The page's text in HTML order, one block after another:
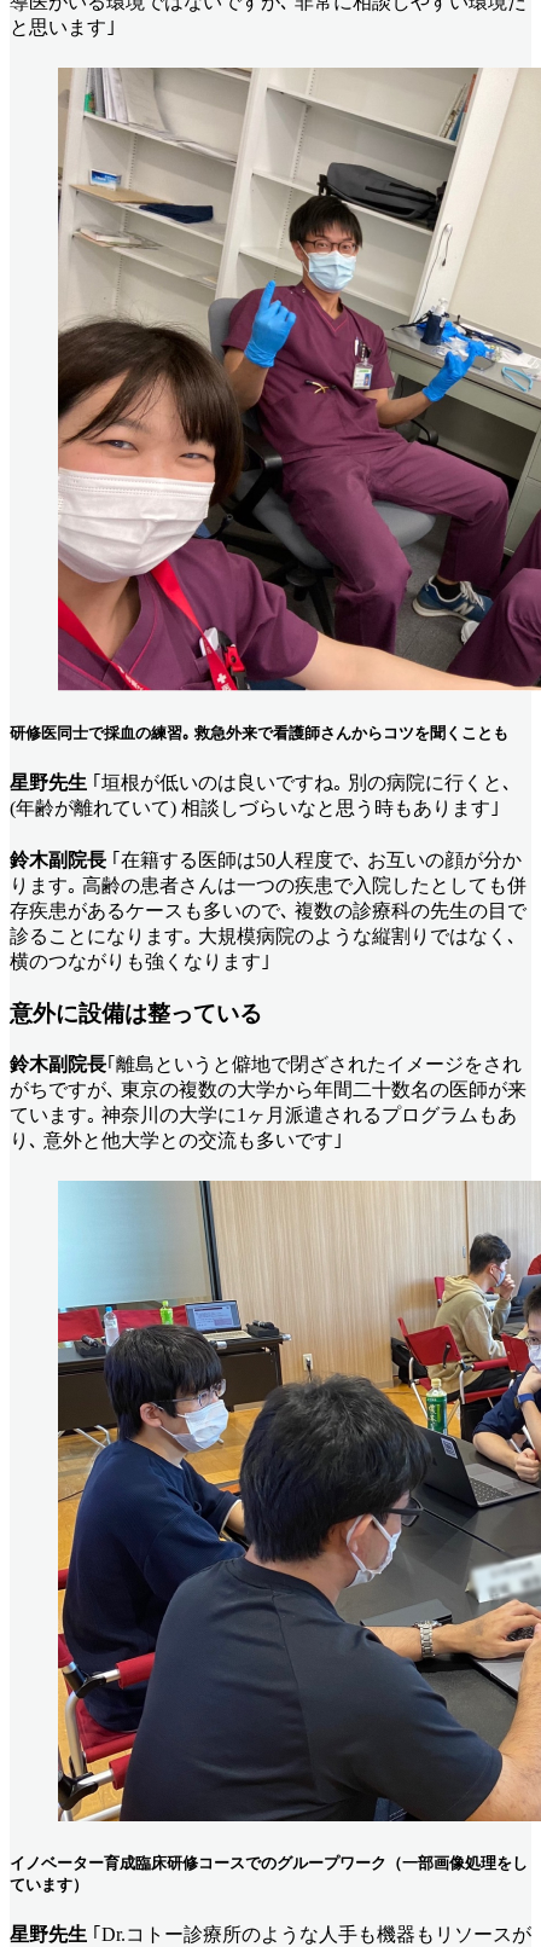
と思います｣
研修医同士で採血の練習｡ 救急外来で看護師さんからコツを聞くことも
星野先生 ｢垣根が低いのは良いですね｡ 別の病院に行くと､
(年齢が離れていて) 相談しづらいなと思う時もあります｣
鈴木副院長 ｢在籍する医師は50人程度で､ お互いの顔が分か
ります｡ 高齢の患者さんは一つの疾患で入院したとしても併
存疾患があるケースも多いので､ 複数の診療科の先生の目で
診ることになります｡ 大規模病院のような縦割りではなく､
横のつながりも強くなります｣
意外に設備は整っている
鈴木副院長｢離島というと僻地で閉ざされたイメージをされ
がちですが､ 東京の複数の大学から年間二十数名の医師が来
ています｡ 神奈川の大学に1ヶ月派遣されるプログラムもあ
り､ 意外と他大学との交流も多いです｣
イノベーター育成臨床研修コースでのグループワーク（一部画像処理をし
ています）
星野先生 ｢Dr.コトー診療所のような人手も機器もリソースが